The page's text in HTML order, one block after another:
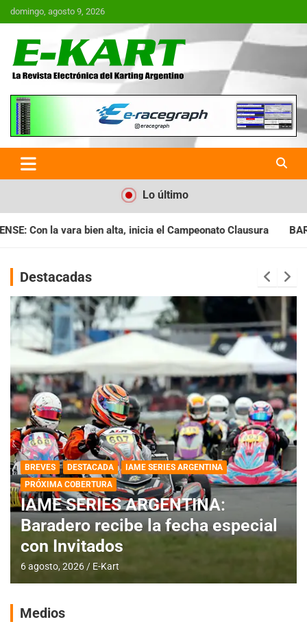
Saltar
al
domingo, agosto 9, 2026
E-Kart.com.ar | La Revista
Electrónica del Karting en
Argentina
Lo último
el Campeonato Clausura BARILOCHENSE: Preparan una
Destacadas
BREVES DESTACADA
IAME SERIES ARGENTINA
PRÓXIMA COBERTURA
IAME SERIES ARGENTINA:
Baradero recibe la fecha especial
con Invitados
6 agosto, 2026 E-Kart
Medios